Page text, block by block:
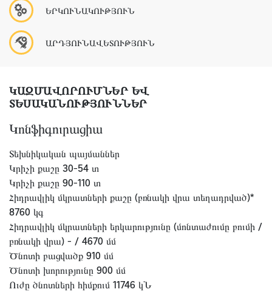
ԵՐԿՈՒՆԱԿՈՒԹՅՈՒՆ
ԱՐԴՅՈՒՆԱՎԵՏՈՒԹՅՈՒՆ
ԿԱԶՄԱՎՈՐՈՒՄՆԵՐ ԵՎ
ՏԵՍԱԿԱՆՈՒԹՅՈՒՆՆԵՐ
Կոնֆիգուրացիա
Տեխնիկական պայմաններ
Կրիչի քաշը 30-54 տ
Կրիչի քաշը 90-110 տ
Հիդրավլիկ մկրատների քաշը (բռնակի վրա տեղադրված)*
8760 կգ
Հիդրավլիկ մկրատների երկարությունը (մոնտաժումը բումի /
բռնակի վրա) - / 4670 մմ
Ծնոտի բացվածք 910 մմ
Ծնոտի խորությունը 900 մմ
Ուժը ծնոտների հիմքում 11746 կՆ